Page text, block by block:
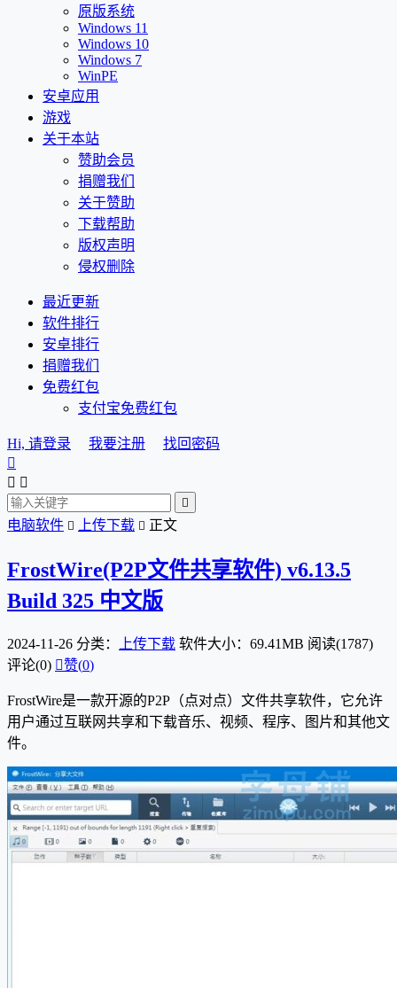
原版系统
Windows 11
Windows 10
Windows 7
WinPE
安卓应用
游戏
关于本站
赞助会员
捐赠我们
关于赞助
下载帮助
版权声明
侵权删除
最近更新
软件排行
安卓排行
捐赠我们
免费红包
支付宝免费红包
Hi, 请登录 我要注册
找回密码

 

电脑软件  上传下载  正文
FrostWire(P2P文件共享软件) v6.13.5
Build 325 中文版
2024-11-26 分类： 上传下载 软件大小：69.41MB 阅读(1787)
评论(0) 赞(0)
FrostWire是一款开源的P2P（点对点）文件共享软件，它允许
用户通过互联网共享和下载音乐、视频、程序、图片和其他文
件。